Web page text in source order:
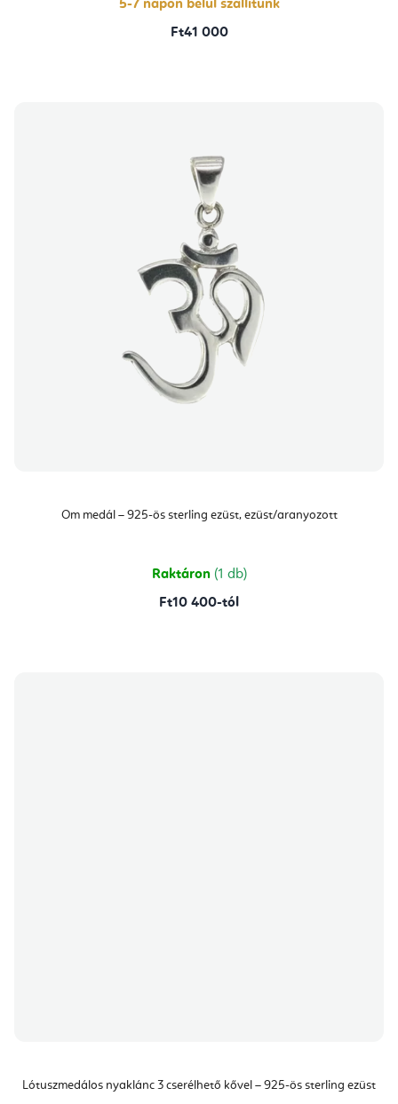
5-7 napon belül szállítunk
Ft41 000
Om medál – 925-ös sterling ezüst, ezüst/aranyozott
Raktáron (1 db)
Ft10 400-tól
Lótuszmedálos nyaklánc 3 cserélhető kővel – 925-ös sterling ezüst